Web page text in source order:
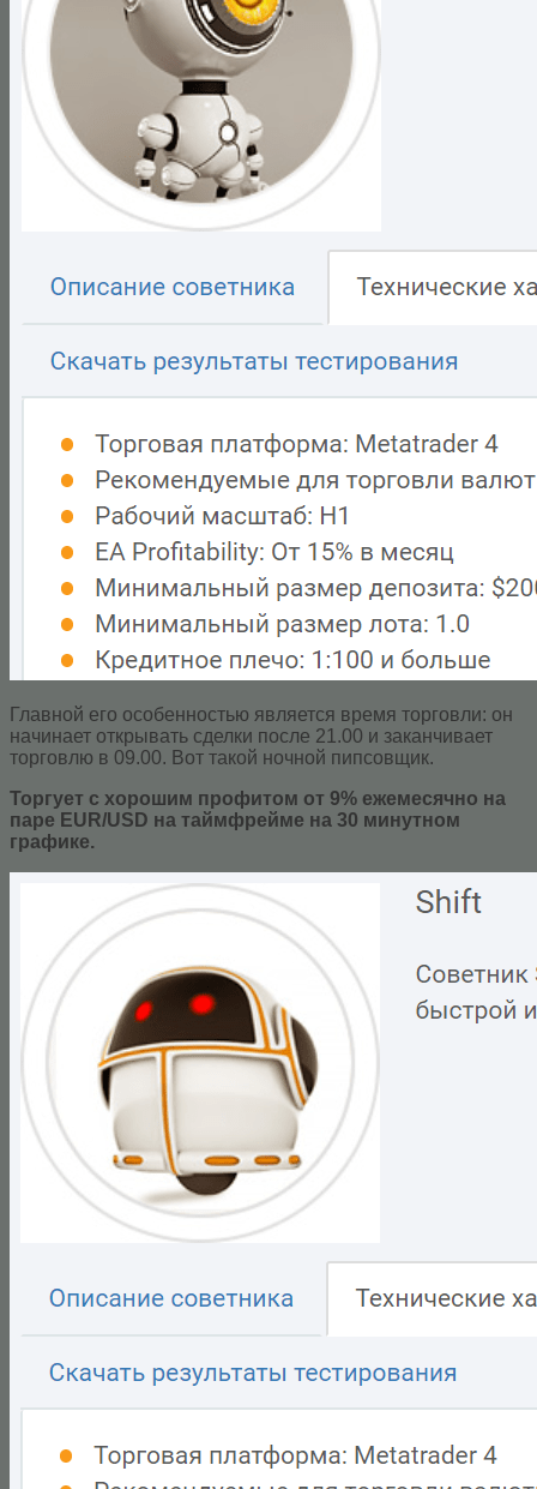
Главной его особенностью является время торговли: он
начинает открывать сделки после 21.00 и заканчивает
торговлю в 09.00. Вот такой ночной пипсовщик.
Торгует с хорошим профитом от 9% ежемесячно на
паре EUR/USD на таймфрейме на 30 минутном
графике.